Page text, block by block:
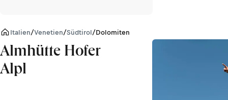
Italien/Venetien/Südtirol/Dolomiten
Almhütte Hofer
Alpl